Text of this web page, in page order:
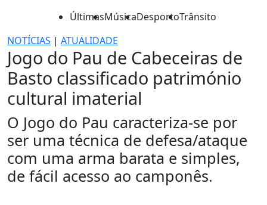
ÚltimasMúsicaDesportoTrânsito
NOTÍCIAS | ATUALIDADE
Jogo do Pau de Cabeceiras de
Basto classificado património
cultural imaterial
O Jogo do Pau caracteriza-se por
ser uma técnica de defesa/ataque
com uma arma barata e simples,
de fácil acesso ao camponês.